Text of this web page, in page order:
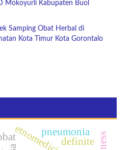
Mokoyurli Kabupaten Buol
Samping Obat Herbal di
Kota Timur Kota Gorontalo
etnomedicine
pneumonia
definite